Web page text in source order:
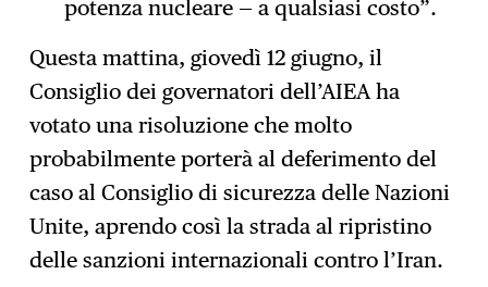
potenza nucleare — a qualsiasi costo”.
Questa mattina, giovedì 12 giugno, il
Consiglio dei governatori dell’AIEA ha
votato una risoluzione che molto
probabilmente porterà al deferimento del
caso al Consiglio di sicurezza delle Nazioni
Unite, aprendo così la strada al ripristino
delle sanzioni internazionali contro l’Iran.